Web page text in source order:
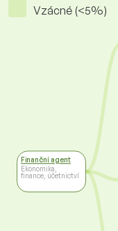
Vzácné (<5%)
Finanční agent
Ekonomika,
finance, účetnictví